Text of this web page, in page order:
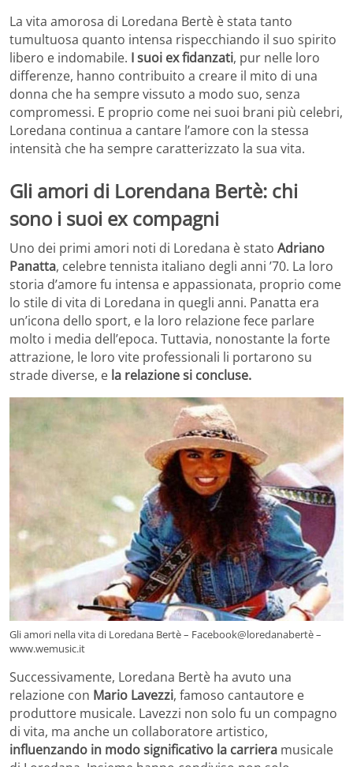
La vita amorosa di Loredana Bertè è stata tanto
tumultuosa quanto intensa rispecchiando il suo spirito
libero e indomabile. I suoi ex fidanzati, pur nelle loro
differenze, hanno contribuito a creare il mito di una
donna che ha sempre vissuto a modo suo, senza
compromessi. E proprio come nei suoi brani più celebri,
Loredana continua a cantare l’amore con la stessa
intensità che ha sempre caratterizzato la sua vita.
Gli amori di Lorendana Bertè: chi
sono i suoi ex compagni
Uno dei primi amori noti di Loredana è stato Adriano
Panatta, celebre tennista italiano degli anni ’70. La loro
storia d’amore fu intensa e appassionata, proprio come
lo stile di vita di Loredana in quegli anni. Panatta era
un’icona dello sport, e la loro relazione fece parlare
molto i media dell’epoca. Tuttavia, nonostante la forte
attrazione, le loro vite professionali li portarono su
strade diverse, e la relazione si concluse.
Gli amori nella vita di Loredana Bertè – Facebook@loredanabertè –
www.wemusic.it
Successivamente, Loredana Bertè ha avuto una
relazione con Mario Lavezzi, famoso cantautore e
produttore musicale. Lavezzi non solo fu un compagno
di vita, ma anche un collaboratore artistico,
influenzando in modo significativo la carriera musicale